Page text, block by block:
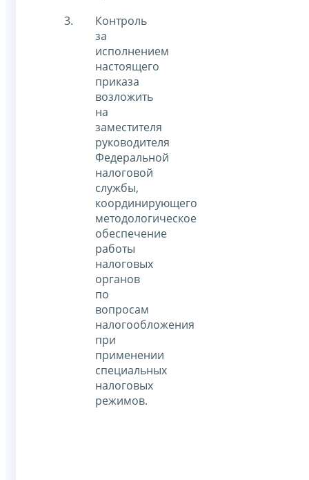
Контроль
за
исполнением
настоящего
приказа
возложить
на
заместителя
руководителя
Федеральной
налоговой
службы,
координирующего
методологическое
обеспечение
работы
налоговых
органов
по
вопросам
налогообложения
при
применении
специальных
налоговых
режимов.